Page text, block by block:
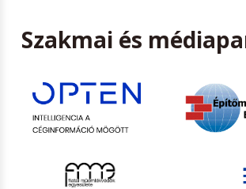
Szakmai és